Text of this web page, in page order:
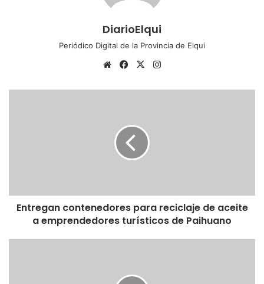
DiarioElqui
Periódico Digital de la Provincia de Elqui
Sitio
Facebook
X
turísticos
de
Paihuano
Entregan contenedores para reciclaje de aceite
a emprendedores turísticos de Paihuano